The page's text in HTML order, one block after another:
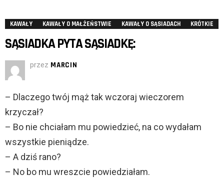
KAWAŁY KAWAŁY O MAŁŻEŃSTWIE KAWAŁY O SĄSIADACH KRÓTKIE
SĄSIADKA PYTA SĄSIADKĘ:
przez MARCIN
– Dlaczego twój mąż tak wczoraj wieczorem
krzyczał?
– Bo nie chciałam mu powiedzieć, na co wydałam
wszystkie pieniądze.
– A dziś rano?
– No bo mu wreszcie powiedziałam.